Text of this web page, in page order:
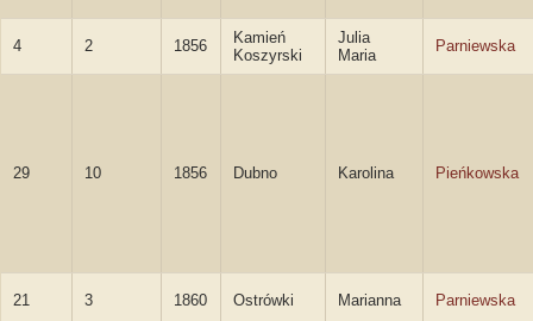
4 2 1856
Kamień
Koszyrski
Julia
Maria
Parniewska
29 10 1856 Dubno Karolina Pieńkowska
21 3 1860 Ostrówki Marianna Parniewska